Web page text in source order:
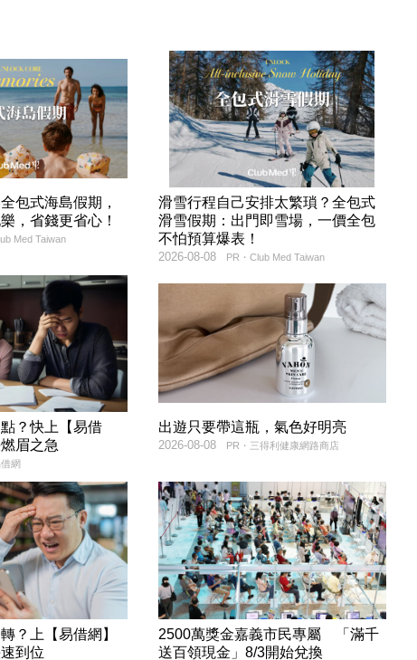
包式海島假期，
，省錢更省心！
Med Taiwan
滑雪行程自己安排太繁瑣？全包式
滑雪假期：出門即雪場，一價全包
不怕預算爆表！
PR・Club Med Taiwan
2026-08-08
？快上【易借
眉之急
網
出遊只要帶這瓶，氣色好明亮
PR・三得利健康網路商店
2026-08-08
？上【易借網】
到位
2500萬獎金嘉義市民專屬 「滿千
送百領現金」8/3開始兌換